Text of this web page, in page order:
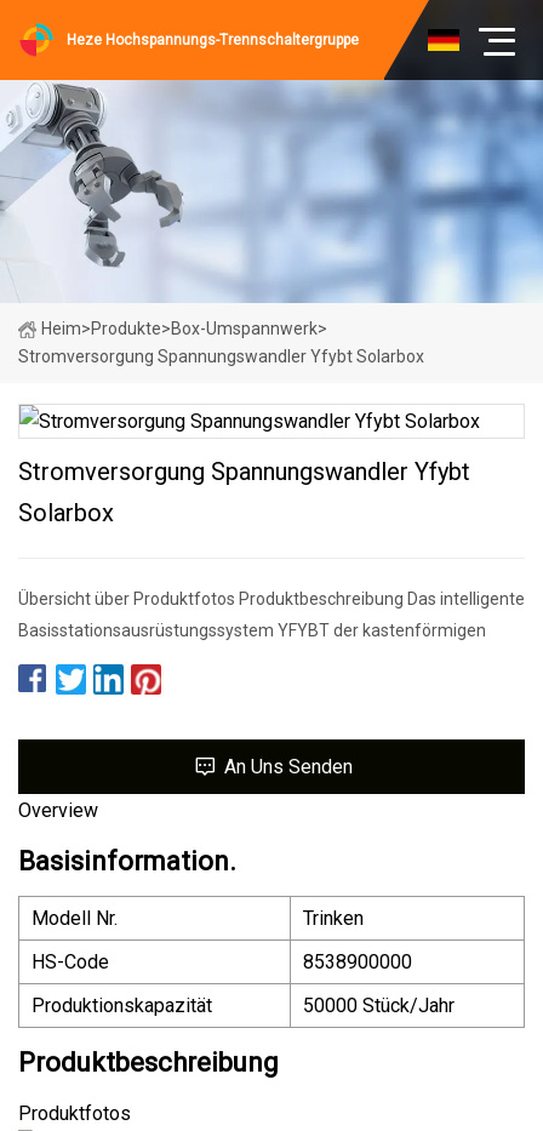
Heze Hochspannungs-Trennschaltergruppe
Heim>Produkte>Box-Umspannwerk>
Stromversorgung Spannungswandler Yfybt Solarbox
Stromversorgung Spannungswandler Yfybt
Solarbox
Übersicht über Produktfotos Produktbeschreibung Das intelligente
Basisstationsausrüstungssystem YFYBT der kastenförmigen
An Uns Senden
Overview
Basisinformation.
Modell Nr.
Trinken
HS-Code
8538900000
Produktionskapazität
50000 Stück/Jahr
Produktbeschreibung
Produktfotos